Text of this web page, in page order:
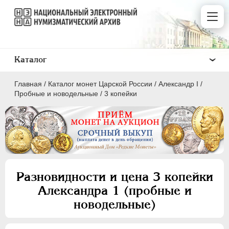
Главная / Каталог монет Царской России / Александр I /
Пробные и новодельные / 3 копейки
Разновидности и цена 3 копейки
Александра 1 (пробные и
новодельные)
Каталог
ПEТР I 1699 - 1725
ПЕТР II 1727-1729
АННА ИОАННОВНА 1730-1740
ИОАНН АНТОНОВИЧ 1740-1741